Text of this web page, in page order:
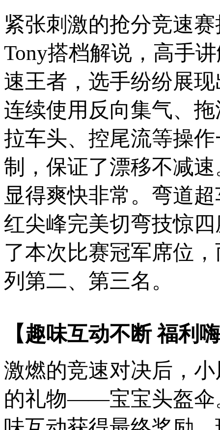
紧张刺激的抢分竞速
Tony搭档解说，高手
速王者，选手纷纷展
连续使用反向集气、
拉车头、控尾流等操
制，保证了漂移不减
显得爽快非常。弯道
红尖峰完美切弯技惊
了本次比赛冠军席位
列第二、第三名。
【趣味互动不断 福利
激燃的竞速对决后，
的礼物——宝宝头盔伞